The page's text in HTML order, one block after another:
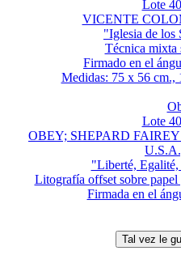
Lote
VICENTE
"Iglesia de los
Técnica mixta
Firmado en el
Medidas: 75 x 56 cm.,
Lote
OBEY; SHEPARD FAIREY
"Liberté, Egalité,
Litografía offset sobre
Firmada en el